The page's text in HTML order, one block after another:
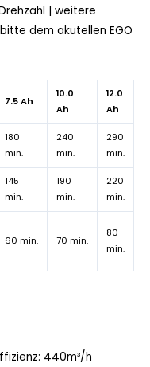
| weitere
dem akutellen EGO
7.5 Ah
10.0
Ah
12.0
Ah
180
min.
240
min.
290
min.
145
min.
190
min.
220
min.
60 min. 70 min.
80
min.
440m³/h